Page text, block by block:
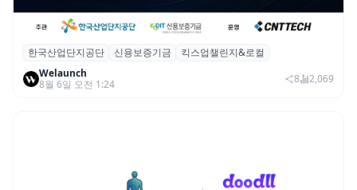
산단공·신보, 2026 ‘킥스업 챌린지&로컬’ 참
여 스타트업 모집
한국산업단지공단 신용보증기금
킥스업챌린지&로컬
Welaunch
8월 6일 오전 1:24
8 2,069